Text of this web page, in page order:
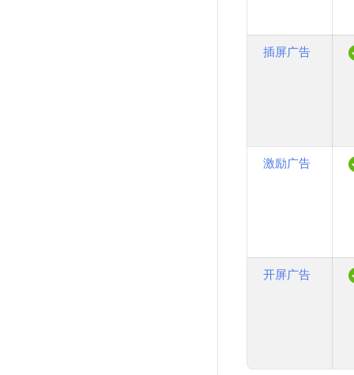
插屏广告
激励广告
开屏广告